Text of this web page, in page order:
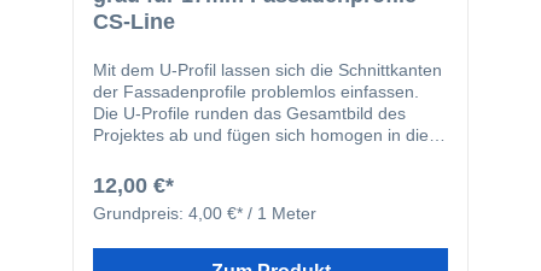
CS-Line
Mit dem U-Profil lassen sich die Schnittkanten
der Fassadenprofile problemlos einfassen.
Die U-Profile runden das Gesamtbild des
Projektes ab und fügen sich homogen in die
längeren Schenkel des U-Profils kann dieses,
je nach Einbausituation, im Vorfeld an der
Unterkonstruktion befestigt werden.
12,00 €*
Grundpreis: 4,00 €* / 1 Meter